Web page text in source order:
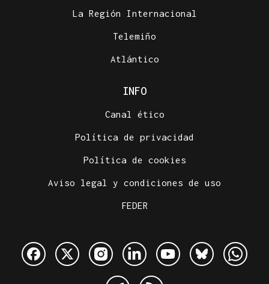
La Región Internacional
Telemiño
Atlántico
INFO
Canal ético
Política de privacidad
Política de cookies
Aviso legal y condiciones de uso
FEDER